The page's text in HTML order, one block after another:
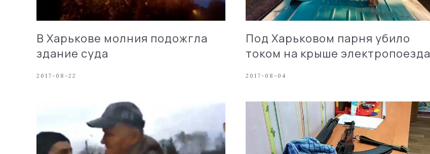
В Харькове молния подожгла
здание суда
2017-08-22
Под Харьковом парня убило
током на крыше электропоезда
2017-08-04